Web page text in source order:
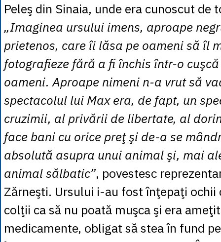
Peleş din Sinaia, unde era cunoscut de
„Imaginea ursului imens, aproape
prietenos, care îi lăsa pe oameni să îl
fotografieze fără a fi închis într-o
oameni. Aproape nimeni n-a vrut să
spectacolul lui Max era, de fapt, un
cruzimii, al privării de libertate, al
face bani cu orice preţ şi de-a se
absolută asupra unui animal şi, mai
animal sălbatic”, povestesc
Zărneşti. Ursului i-au fost înţepaţi ochii
colţii ca să nu poată muşca şi era
medicamente, obligat să stea în fund